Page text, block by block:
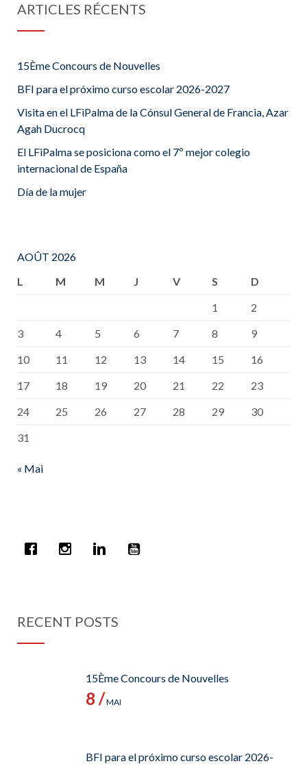
ARTICLES RÉCENTS
15Ème Concours de Nouvelles
BFI para el próximo curso escolar 2026-2027
Visita en el LFiPalma de la Cónsul General de Francia, Azar
Agah Ducrocq
El LFiPalma se posiciona como el 7º mejor colegio
internacional de España
Día de la mujer
AOÛT 2026
L
M M J V S
D
1
2
3
4 5 6 7 8
9
10
11 12 13 14 15
16
17
18 19 20 21 22
23
24
25 26 27 28 29
30
31
« Mai
RECENT POSTS
15Ème Concours de Nouvelles
8 /MAI
BFI para el próximo curso escolar 2026-